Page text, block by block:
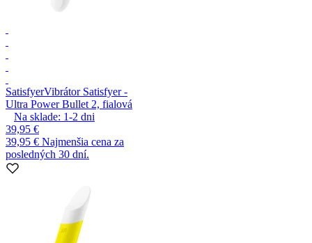
SatisfyerVibrátor Satisfyer -
Ultra Power Bullet 2, fialová
Na sklade: 1-2 dni
39,95 €
39,95 € Najmenšia cena za
posledných 30 dní.